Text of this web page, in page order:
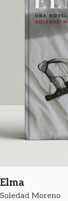
Elma
Soledad Moreno